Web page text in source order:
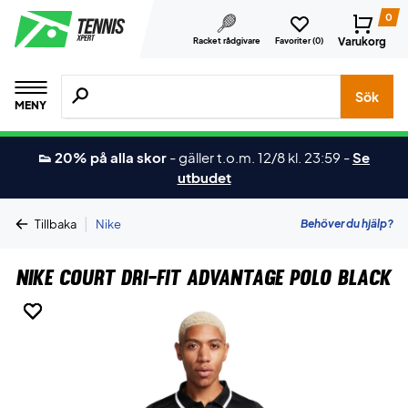
Racket rådgivare Favoriter (0)
0
Varukorg
MENY
Sök efter produkter, märken osv.
Sök
👟 20% på alla skor -gäller t.o.m. 12/8 kl. 23:59 -Se
utbudet
Tillbaka | Nike Behöver du hjälp?
Nike Court Dri-FIT Advantage Polo Black